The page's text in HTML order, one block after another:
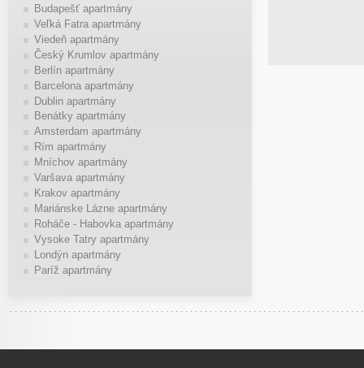
Budapešť apartmány
Veľká Fatra apartmány
Viedeň apartmány
Český Krumlov apartmány
Berlín apartmány
Barcelona apartmány
Dublin apartmány
Benátky apartmány
Amsterdam apartmány
Rím apartmány
Mníchov apartmány
Varšava apartmány
Krakov apartmány
Mariánske Lázne apartmány
Roháče - Habovka apartmány
Vysoke Tatry apartmány
Londýn apartmány
Paríž apartmány